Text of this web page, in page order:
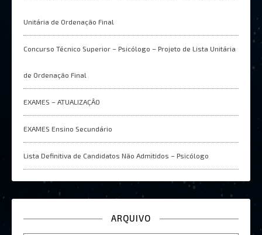
Unitária de Ordenação Final
Concurso Técnico Superior – Psicólogo – Projeto de Lista Unitária
de Ordenação Final
EXAMES – ATUALIZAÇÂO
EXAMES Ensino Secundário
Lista Definitiva de Candidatos Não Admitidos – Psicólogo
ARQUIVO